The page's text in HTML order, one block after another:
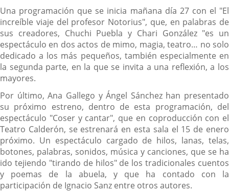
Una programación que se inicia mañana día 27 con el "El
increíble viaje del profesor Notorius", que, en palabras de
sus creadores, Chuchi Puebla y Chari González "es un
espectáculo en dos actos de mimo, magia, teatro… no solo
dedicado a los más pequeños, también especialmente en
la segunda parte, en la que se invita a una reflexión, a los
mayores.
Por último, Ana Gallego y Ángel Sánchez han presentado
su próximo estreno, dentro de esta programación, del
espectáculo "Coser y cantar", que en coproducción con el
Teatro Calderón, se estrenará en esta sala el 15 de enero
próximo. Un espectáculo cargado de hilos, lanas, telas,
botones, palabras, sonidos, música y canciones, que se ha
ido tejiendo "tirando de hilos" de los tradicionales cuentos
y poemas de la abuela, y que ha contado con la
participación de Ignacio Sanz entre otros autores.